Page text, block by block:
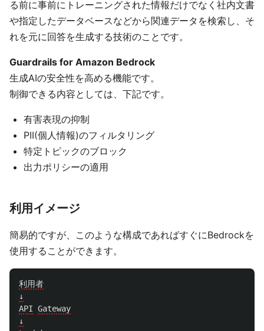
る前に事前にトレーニングされた情報だけでなく社内文書
や指定したデータベースなどから関連データを検索し、そ
れを元に回答を生成する技術のことです。
Guardrails for Amazon Bedrock
生成AIの安全性を高める機能です。
制御できる内容としては、下記です。
有害表現の抑制
PII(個人情報)のフィルタリング
特定トピックのブロック
出力ポリシーの適用
利用イメージ
簡易的ですが、このような構成であればすぐにBedrockを
使用することができます。
利用者
↓
API Gateway
↓